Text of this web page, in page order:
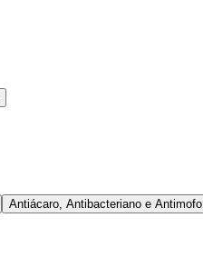
Antiácaro, Antibacteriano e Antimofo